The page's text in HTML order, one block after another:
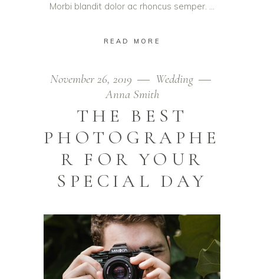
Morbi blandit dolor ac rhoncus semper.
READ MORE
November 26, 2019
Wedding
Anna Smith
THE BEST
PHOTOGRAPHE
R FOR YOUR
SPECIAL DAY